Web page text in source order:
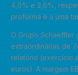
4,0% e 3,6%,
proforma e a uma
O Grupo Schaeffler
extraordinárias de
relatório (exercício
euros). A margem